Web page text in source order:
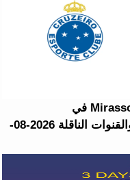
موعد مباراة Cruzeiro EC ضد Mirassol FC في
Campeonato Brasileiro Série A والقنوات الناقلة 2026-08-